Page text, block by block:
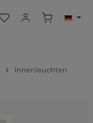
Warenkorb
Innenleuchten